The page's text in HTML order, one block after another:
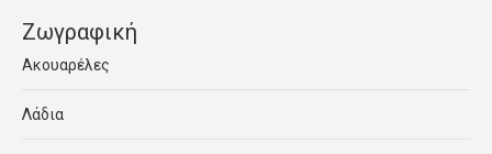
Ζωγραφική
Ακουαρέλες
Λάδια